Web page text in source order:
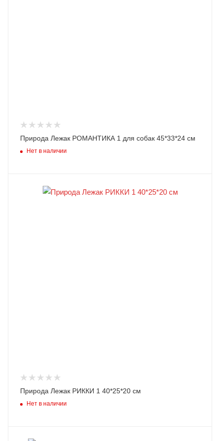
Природа Лежак РОМАНТИКА 1 для собак 45*33*24 см
Нет в наличии
Природа Лежак РИККИ 1 40*25*20 см
Нет в наличии